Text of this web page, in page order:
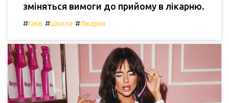
зміняться вимоги до прийому в лікарню.
#Київ #Школа #Лікарня